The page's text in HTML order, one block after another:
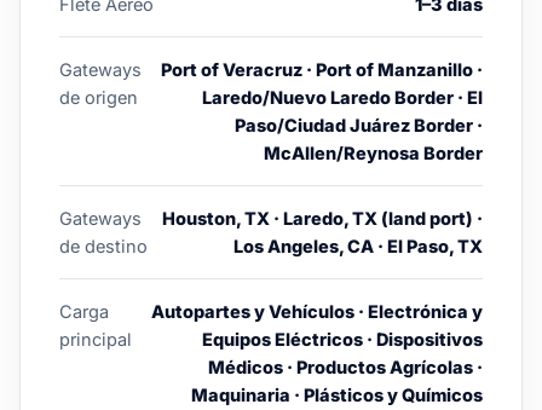
Flete Aéreo 1–3 días
Gateways
de origen
Port of Veracruz · Port of Manzanillo ·
Laredo/Nuevo Laredo Border · El
Paso/Ciudad Juárez Border ·
McAllen/Reynosa Border
Gateways
de destino
Houston, TX · Laredo, TX (land port) ·
Los Angeles, CA · El Paso, TX
Carga
principal
Autopartes y Vehículos · Electrónica y
Equipos Eléctricos · Dispositivos
Médicos · Productos Agrícolas ·
Maquinaria · Plásticos y Químicos